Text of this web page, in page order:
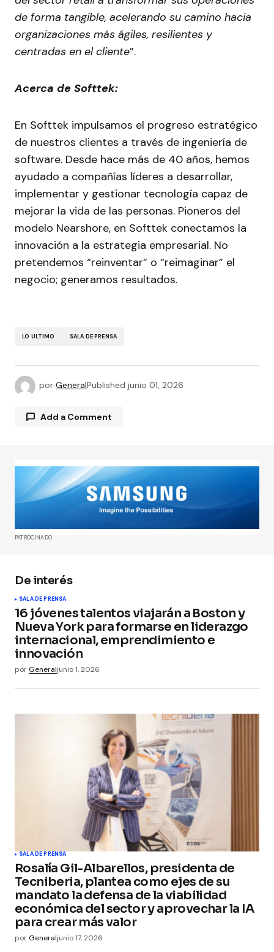
de forma tangible, acelerando su camino hacia
organizaciones más ágiles, resilientes y
centradas en el cliente”.
Acerca de Softtek:
En Softtek impulsamos el progreso estratégico
de nuestros clientes a través de ingeniería de
software. Desde hace más de 40 años, hemos
ayudado a compañías líderes a desarrollar,
implementar y gestionar tecnología capaz de
mejorar la vida de las personas. Pioneros del
modelo Nearshore, en Softtek conectamos la
innovación a la estrategia empresarial. No
pretendemos “reinventar” o “reimaginar” el
negocio; generamos resultados.
LO ULTIMO SALA DE PRENSA
por GeneralPublished junio 01, 2026
Add a Comment
Tu dirección de correo electrónico no será
publicada.Los campos obligatorios están
marcados con*
Comment*
Your Name
Your E-mail*
Guarda mi nombre, correo electrónico y web en
comente.
Submit Comment
PATROCINADO
De interés
SALA DE PRENSA
16 jóvenes talentos viajarán a Boston y
Nueva York para formarse en liderazgo
internacional, emprendimiento e
innovación
por Generaljunio 1, 2026
SALA DE PRENSA
Rosalía Gil-Albarellos, presidenta de
Tecniberia, plantea como ejes de su
mandato la defensa de la viabilidad
económica del sector y aprovechar la IA
para crear más valor
por Generaljunio 17, 2026